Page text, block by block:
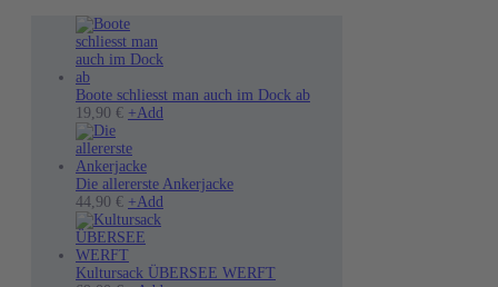
Boote schliesst man auch im Dock ab
19,90 € +Add
Die allererste Ankerjacke
44,90 € +Add
Varianten
Kultursack ÜBERSEE WERFT